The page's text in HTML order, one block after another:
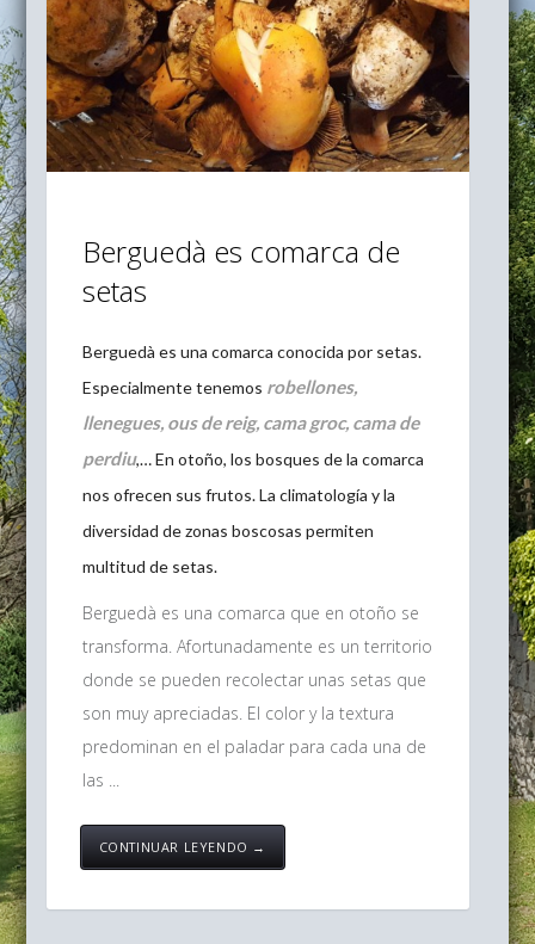
Berguedà es comarca de
setas
Berguedà es una comarca conocida por setas.
Especialmente tenemos robellones,
llenegues, ous de reig, cama groc, cama de
perdiu,… En otoño, los bosques de la comarca
nos ofrecen sus frutos. La climatología y la
diversidad de zonas boscosas permiten
multitud de setas.
Berguedà es una comarca que en otoño se
transforma. Afortunadamente es un territorio
donde se pueden recolectar unas setas que
son muy apreciadas. El color y la textura
predominan en el paladar para cada una de
las ...
CONTINUAR LEYENDO →